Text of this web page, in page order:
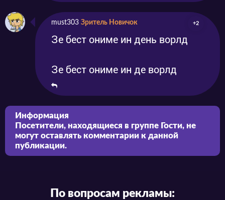
must303 Зритель Новичок +2
Зе бест ониме ин день ворлд
Зе бест ониме ин де ворлд
Информация
Посетители, находящиеся в группе Гости, не
могут оставлять комментарии к данной
публикации.
По вопросам рекламы: